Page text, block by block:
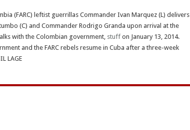
(FARC) leftist guerrillas Commander Ivan Marquez (L) delivers
(C) and Commander Rodrigo Granda upon arrival at the
with the Colombian government, stuffon January 13, 2014.
and the FARC rebels resume in Cuba after a three-week
LAGE